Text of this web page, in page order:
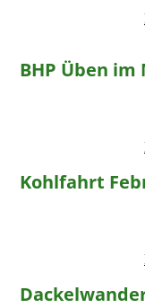
BHP Üben im
Kohlfahrt